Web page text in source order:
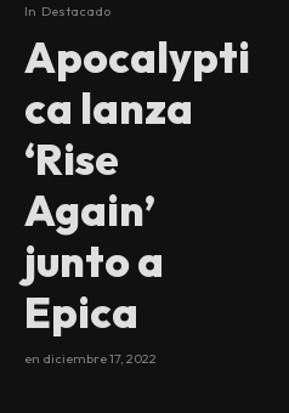
In Destacado
Apocalypti
ca lanza
‘Rise
Again’
junto a
Epica
en diciembre 17, 2022